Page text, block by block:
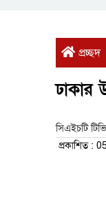
প্রচ্ছদ
ঢাকার
সিএইচটি
প্রকাশিত :